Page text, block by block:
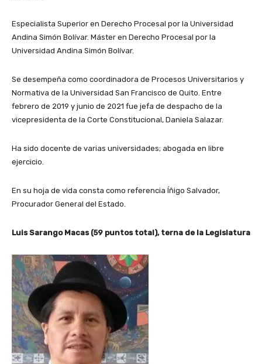
Especialista Superior en Derecho Procesal por la Universidad
Andina Simón Bolívar. Máster en Derecho Procesal por la
Universidad Andina Simón Bolívar.
Se desempeña como coordinadora de Procesos Universitarios y
Normativa de la Universidad San Francisco de Quito. Entre
febrero de 2019 y junio de 2021 fue jefa de despacho de la
vicepresidenta de la Corte Constitucional, Daniela Salazar.
Ha sido docente de varias universidades; abogada en libre
ejercicio.
En su hoja de vida consta como referencia Íñigo Salvador,
Procurador General del Estado.
Luis Sarango Macas (59 puntos total), terna de la Legislatura